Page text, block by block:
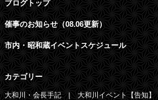
ブログトップ
催事のお知らせ（08.06更新）
市内・昭和蔵イベントスケジュール
カテゴリー
大和川・会長手記 大和川イベント【告知】